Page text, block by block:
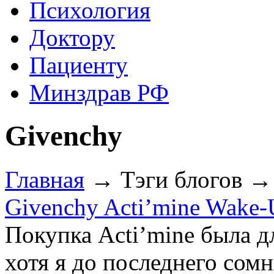
Психология
Доктору
Пациенту
Минздрав РФ
Givenchy
Главная → Тэги блогов
Givenchy Acti’mine
Покупка Acti’mine была
хотя я до последнего